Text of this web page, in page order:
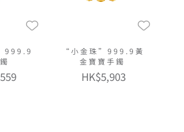
“小金珠”999.9黃
金寶寶手鐲
HK$5,903